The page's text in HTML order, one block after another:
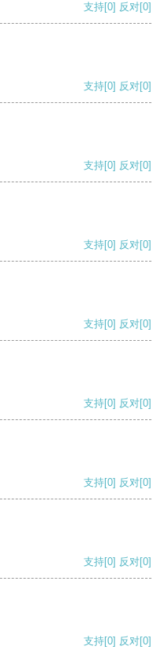
支持[0] 反对[0]
支持[0] 反对[0]
支持[0] 反对[0]
支持[0] 反对[0]
支持[0] 反对[0]
支持[0] 反对[0]
支持[0] 反对[0]
支持[0] 反对[0]
支持[0] 反对[0]